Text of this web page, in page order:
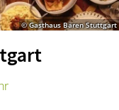
Trinken
© Gasthaus Bären Stuttgart